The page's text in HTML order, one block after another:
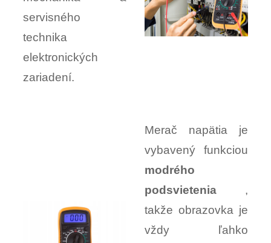
servisného
technika
elektronických
zariadení.
Merač napätia je
vybavený funkciou
modrého
podsvietenia ,
takže obrazovka je
vždy ľahko